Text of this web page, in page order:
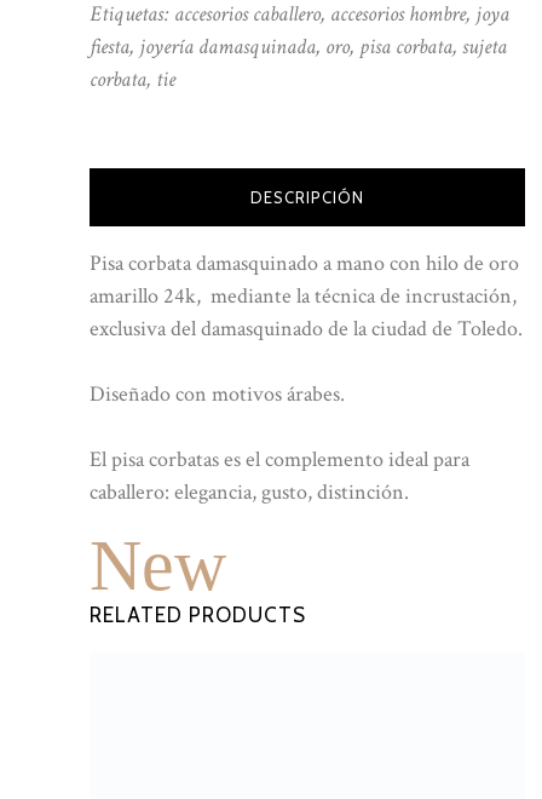
Etiquetas: accesorios caballero, accesorios hombre, joya
fiesta, joyería damasquinada, oro, pisa corbata, sujeta
corbata, tie
DESCRIPCIÓN
Pisa corbata damasquinado a mano con hilo de oro
amarillo 24k, mediante la técnica de incrustación,
exclusiva del damasquinado de la ciudad de Toledo.
Diseñado con motivos árabes.
El pisa corbatas es el complemento ideal para
caballero: elegancia, gusto, distinción.
New
RELATED PRODUCTS